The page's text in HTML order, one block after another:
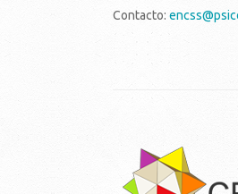
Contacto:
logos-